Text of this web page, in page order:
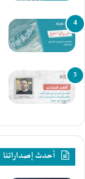
أحدث إصداراتنا